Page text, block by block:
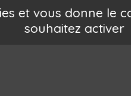
et vous donne le
souhaitez activer